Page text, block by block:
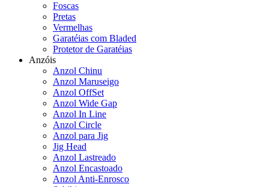
Foscas
Pretas
Vermelhas
Garatéias com Bladed
Protetor de Garatéias
Anzóis
Anzol Chinu
Anzol Maruseigo
Anzol OffSet
Anzol Wide Gap
Anzol In Line
Anzol Circle
Anzol para Jig
Jig Head
Anzol Lastreado
Anzol Encastoado
Anzol Anti-Enrosco